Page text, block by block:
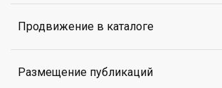
Продвижение в каталоге
Размещение публикаций